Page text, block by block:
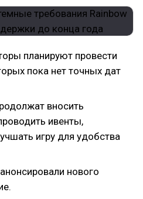
планируют провести
пока нет точных дат
вносить
ивенты,
игру для удобства
нового